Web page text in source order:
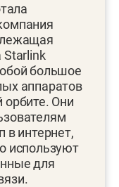
Starlink
большое
аппаратов
орбите. Они
в интернет,
используют
для